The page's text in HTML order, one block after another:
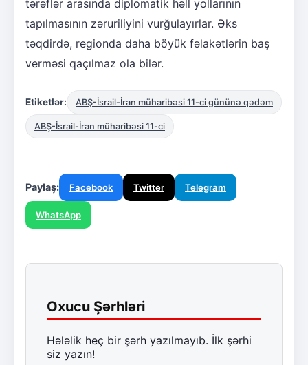
tərəflər arasında diplomatik həll yollarının
tapılmasının zəruriliyini vurğulayırlar. Əks
təqdirdə, regionda daha böyük fəlakətlərin baş
verməsi qaçılmaz ola bilər.
Etiketlər: ABŞ-İsrail-İran müharibəsi 11-ci gününə qədəm
ABŞ-İsrail-İran müharibəsi 11-ci
Paylaş: Facebook Twitter Telegram
WhatsApp
Oxucu Şərhləri
Hələlik heç bir şərh yazılmayıb. İlk şərhi
siz yazın!